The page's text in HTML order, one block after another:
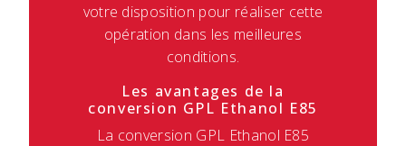
votre disposition pour réaliser cette
opération dans les meilleures
conditions.
Les avantages de la
conversion GPL Ethanol E85
La conversion GPL Ethanol E85